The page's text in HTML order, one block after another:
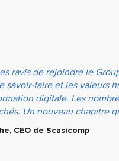
ravis de rejoindre le
savoir-faire et les valeurs
digitale. Les
Un nouveau chapitre
CEO de Scasicomp